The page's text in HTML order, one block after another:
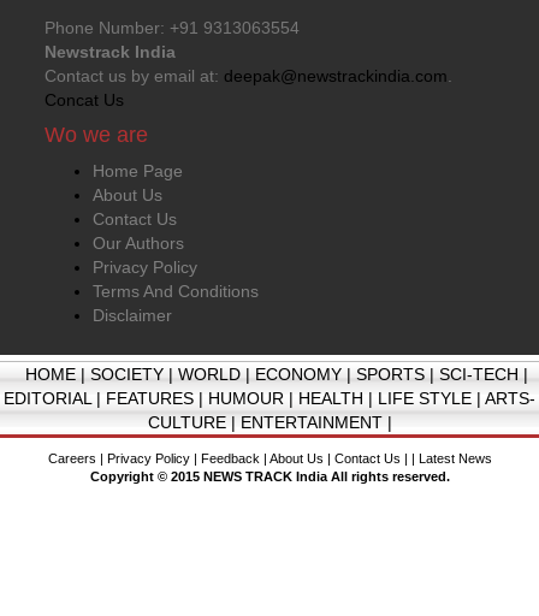
Phone Number: +91 9313063554
Newstrack India
Contact us by email at: deepak@newstrackindia.com
Concat Us
Wo we are
Home Page
About Us
Contact Us
Our Authors
Privacy Policy
Terms And Conditions
Disclaimer
HOME|SOCIETY|WORLD|ECONOMY|SPORTS|SCI-TECH|
EDITORIAL| FEATURES | HUMOUR | HEALTH | LIFE STYLE | ARTS-
CULTURE| ENTERTAINMENT|
Careers Privacy Policy| Feedback About Us Contact Us
Latest News
Copyright © 2015 NEWS TRACK India All rights reserved.